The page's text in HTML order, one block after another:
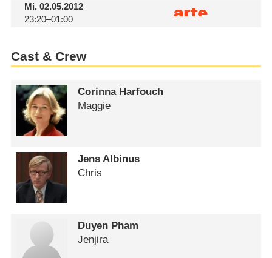
Mi.02.05.2012
23:20–01:00
Cast & Crew
Corinna Harfouch
Maggie
Jens Albinus
Chris
Duyen Pham
Jenjira